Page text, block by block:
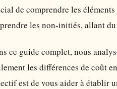
de comprendre les
les non-initiés, allant
ce guide complet, nous
les différences de coût
est de vous aider à établir